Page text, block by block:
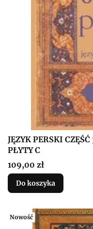
JĘZYK PERSKI
PŁYTY C
Cena
109,00 zł
Do koszyka
Nowość